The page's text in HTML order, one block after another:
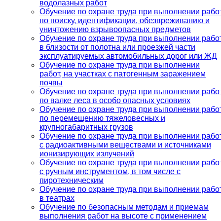
водолазных работ
Обучение по охране труда при выполнении
по поиску, идентификации, обезвреживанию и
уничтожению взрывоопасных предметов
Обучение по охране труда при выполнении
в близости от полотна или проезжей части
эксплуатируемых автомобильных дорог или ЖД
Обучение по охране труда при выполнении
работ, на участках с патогенным заражением
почвы
Обучение по охране труда при выполнении
по валке леса в особо опасных условиях
Обучение по охране труда при выполнении
по перемещению тяжеловесных и
крупногабаритных грузов
Обучение по охране труда при выполнении
с радиоактивными веществами и источниками
ионизирующих излучений
Обучение по охране труда при выполнении
с ручным инструментом, в том числе с
пиротехническим
Обучение по охране труда при выполнении
в театрах
Обучение по безопасным методам и приемам
выполнения работ на высоте с применением